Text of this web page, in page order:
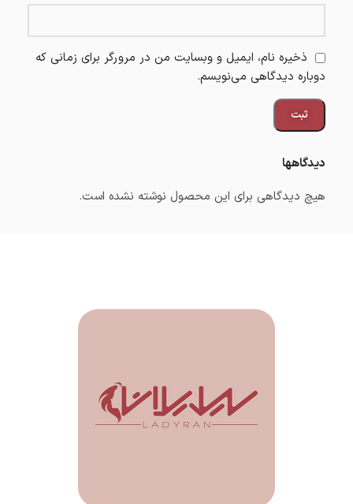
دیدگاهها
هیچ دیدگاهی برای این محصول نوشته نشده است.
ذخیره نام، ایمیل و وبسایت من در مرورگر برای زمانی که
دوباره دیدگاهی می‌نویسم.